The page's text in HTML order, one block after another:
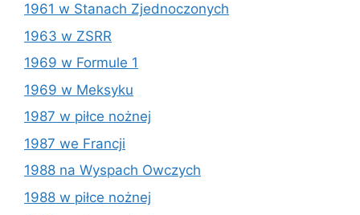
1961 w Stanach Zjednoczonych
1963 w ZSRR
1969 w Formule 1
1969 w Meksyku
1987 w piłce nożnej
1987 we Francji
1988 na Wyspach Owczych
1988 w piłce nożnej